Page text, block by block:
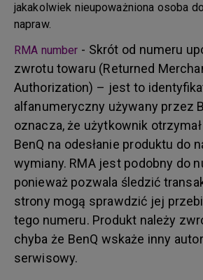
jakakolwiek nieupoważniona osoba
napraw.
RMA number - Skrót od numeru
zwrotu towaru (Returned
Authorization) – jest to
alfanumeryczny używany przez
oznacza, że użytkownik
BenQ na odesłanie produktu do
wymiany. RMA jest podobny do
ponieważ pozwala śledzić
strony mogą sprawdzić jej
tego numeru. Produkt należy
chyba że BenQ wskaże inny
serwisowy.